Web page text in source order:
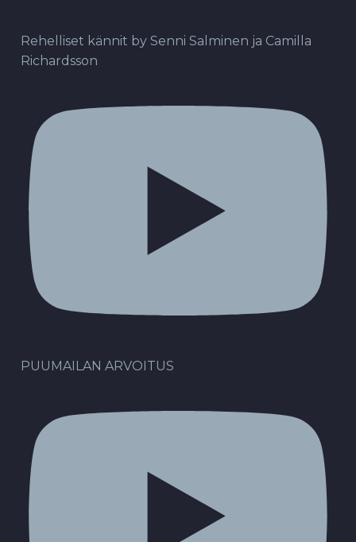
Rehelliset kännit by Senni Salminen ja Camilla
Richardsson
PUUMAILAN ARVOITUS